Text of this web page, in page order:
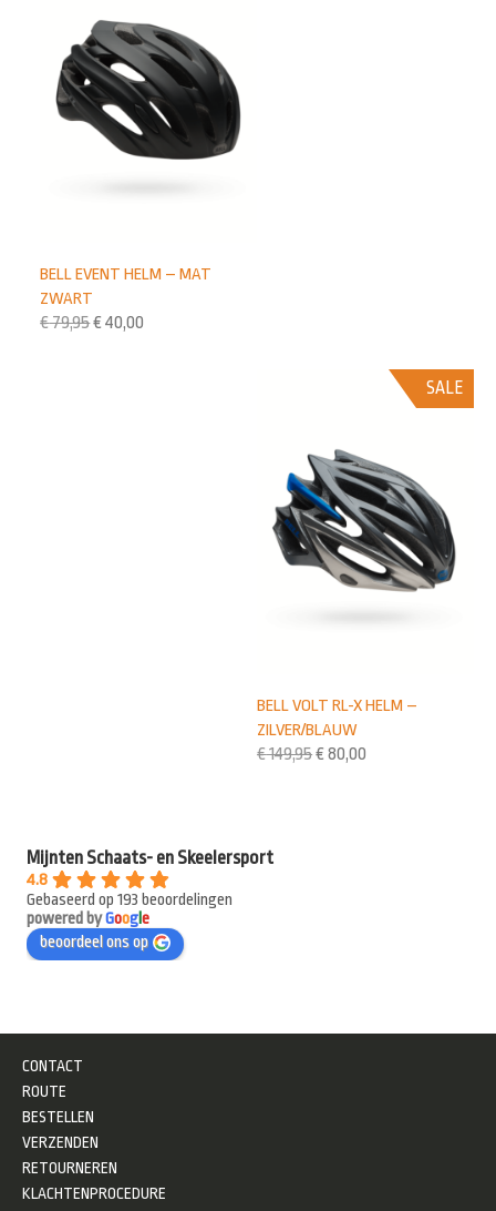
BELL EVENT HELM – MAT
ZWART
€79,95€ 40,00
SALE
BELL VOLT RL-X HELM –
ZILVER/BLAUW
€149,95€ 80,00
Mijnten Schaats- en Skeelersport
4.8
Gebaseerd op 193 beoordelingen
powered byGooge
beoordeel ons op
CONTACT
ROUTE
BESTELLEN
VERZENDEN
RETOURNEREN
KLACHTENPROCEDURE